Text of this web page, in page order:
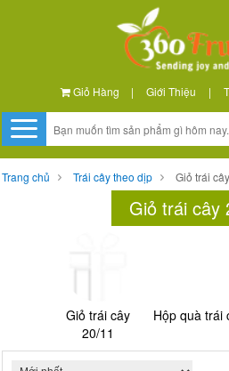
Giỏ Hàng | Giới Thiệu |
Trang chủ Trái cây theo dịp Giỏ trái
Giỏ trái cây
Giỏ trái cây
20/11
Hộp quà trái